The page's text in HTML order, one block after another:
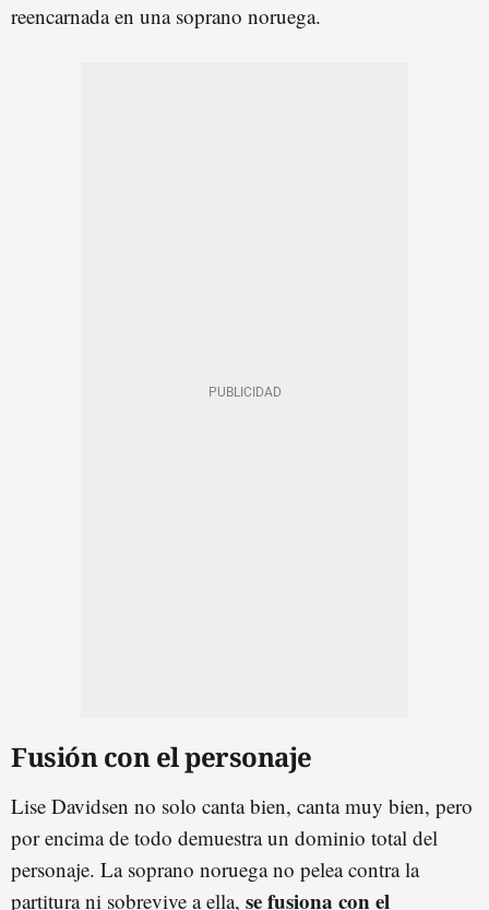
reencarnada en una soprano noruega.
Fusión con el personaje
Lise Davidsen no solo canta bien, canta muy bien, pero
por encima de todo demuestra un dominio total del
personaje. La soprano noruega no pelea contra la
partitura ni sobrevive a ella, se fusiona con el